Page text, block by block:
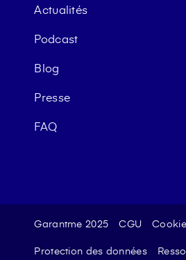
Actualités
Podcast
Blog
Presse
FAQ
Garantme 2025 CGU
Protection des données